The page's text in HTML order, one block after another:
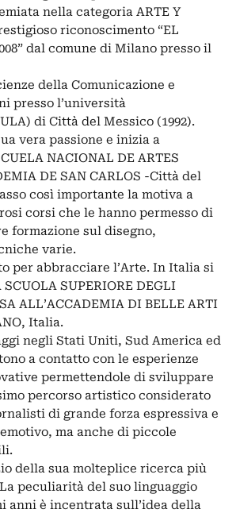
nella categoria ARTE Y
riconoscimento “EL
dal comune di Milano presso il
della Comunicazione e
presso l’università
di Città del Messico (1992).
vera passione e inizia a
NACIONAL DE ARTES
DE SAN CARLOS -Città del
così importante la motiva a
corsi che le hanno permesso di
formazione sul disegno,
varie.
per abbracciare l’Arte. In Italia si
SUPERIORE DEGLI
ALL’ACCADEMIA DI BELLE ARTI
Italia.
negli Stati Uniti, Sud America ed
a contatto con le esperienze
permettendole di sviluppare
percorso artistico considerato
di grande forza espressiva e
ma anche di piccole
della sua molteplice ricerca più
peculiarità del suo linguaggio
anni è incentrata sull’idea della